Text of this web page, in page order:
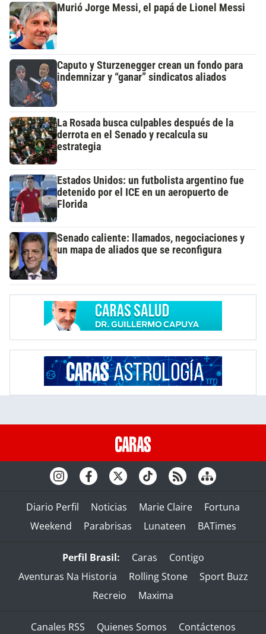
Murió Jorge Messi, el papá de Lionel Messi
Caputo y Sturzenegger crean un fondo para
indemnizar y “ganar” sindicatos aliados
La Rosada busca culpables después de la
derrota en el Senado y recalcula su
estrategia
Estados Unidos: un futbolista argentino fue
detenido por el ICE en un aeropuerto de
Florida
Senado caliente: llamados, negociaciones y
un mapa de aliados que se reconfigura
Diario Perfil Noticias Marie Claire
Fortuna
Weekend
Parabrisas Lunateen BATimes
Perfil Brasil: Caras
Contigo
Aventuras Na Historia
Rolling Stone
Sport Buzz
Recreio
Maxima
Canales RSS Quienes Somos Contáctenos